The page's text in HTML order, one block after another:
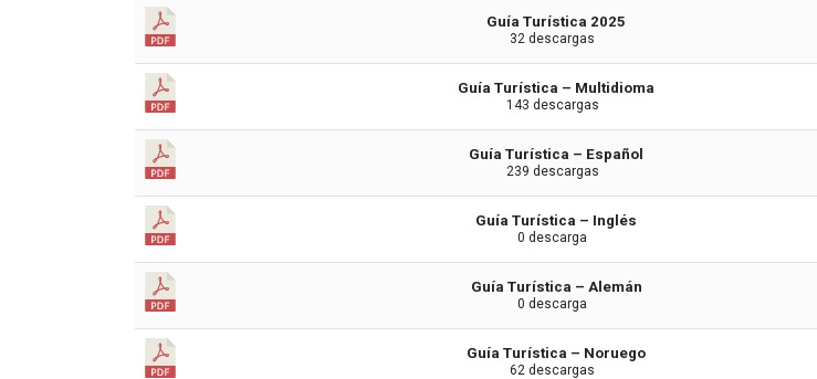
Guía Turística 2025
32 descargas
Guía Turística – Multidioma
143 descargas
Guía Turística – Español
239 descargas
Guía Turística – Inglés
0 descarga
Guía Turística – Alemán
0 descarga
Guía Turística – Noruego
62 descargas